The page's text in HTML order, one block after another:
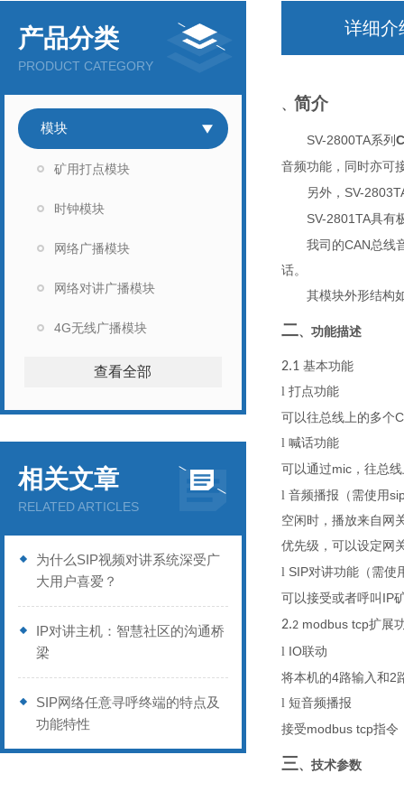
产品分类
PRODUCT CATEGORY
模块
矿用打点模块
时钟模块
网络广播模块
网络对讲广播模块
4G无线广播模块
查看全部
相关文章
RELATED ARTICLES
为什么SIP视频对讲系统深受广
大用户喜爱？
IP对讲主机：智慧社区的沟通桥
梁
SIP网络任意寻呼终端的特点及
功能特性
详细介
、 简介
SV-2800TA系列
音频功能 ， 同时亦可
另外， SV-
SV-2801TA具有
我司的CAN总线
话。
其模块外形结构
二、功能描述
2.1 基本功能
l 打点功能
可以往总线上的多个
l 喊话功能
可以通过mic ，往总
l 音频播报（需使用
空闲时，播放来自网
优先级，可以设定网
l SIP对讲功能 （需使
可以接受或者呼叫 IP
2.2 modbus tcp扩展
l IO联动
将本机的4路输入和 2
l 短音频播报
接受modbus tcp指令
三、技术参数